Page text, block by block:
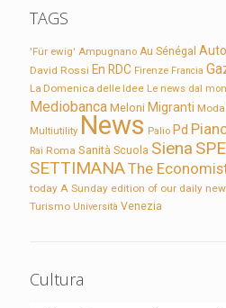
TAGS
'Für ewig' Ampugnano Au Sénégal
David Rossi En RDC Firenze Francia
La Domenica delle Idee Le news dal
Mediobanca Meloni Migranti Moda
Multiutility News Palio Pd
Rai Roma Sanità Scuola Siena
SETTIMANAThe
today A Sunday edition of our daily
Turismo Università Venezia
Cultura